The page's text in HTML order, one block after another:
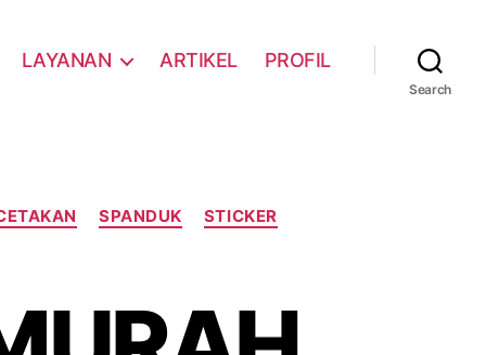
LAYANAN ARTIKEL PROFIL
Search
SPANDUK STICKER